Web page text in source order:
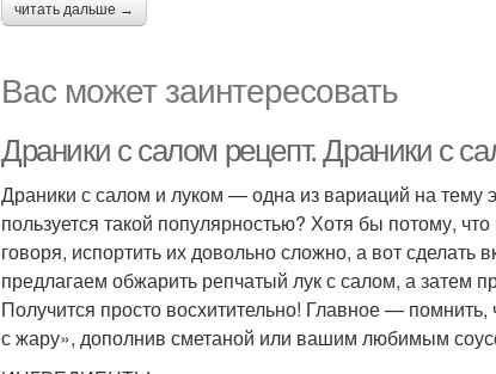
читать дальше →
Вас может заинтересовать
Драники с салом рецепт. Драники с
Драники с салом и луком — одна из вариаций на
пользуется такой популярностью? Хотя бы потому,
говоря, испортить их довольно сложно, а вот
предлагаем обжарить репчатый лук с салом, а затем
Получится просто восхитительно! Главное —
с жару», дополнив сметаной или вашим любимым